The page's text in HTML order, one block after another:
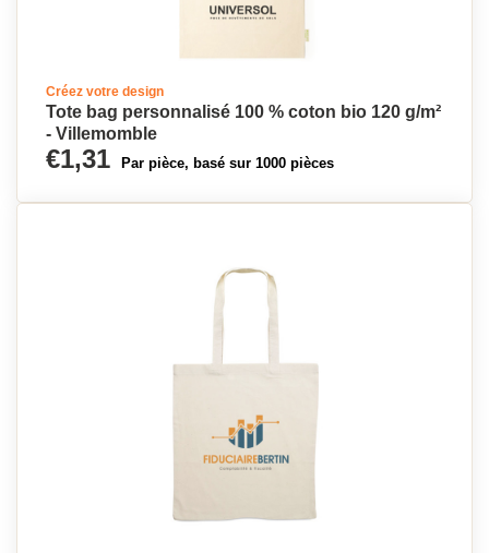
Créez votre design
Tote bag personnalisé 100 % coton bio 120 g/m²
- Villemomble
€1,31 Par pièce, basé sur 1000 pièces